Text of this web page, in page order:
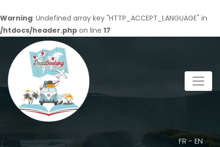
Warning: Undefined array key "HTTP_ACCEPT_LANGUAGE" in
/htdocs/header.php on line 17
FR - EN